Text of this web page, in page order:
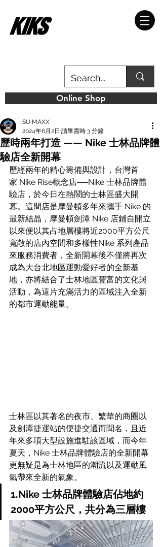
Online Shop
歷時兩年打造 —— Nike 士林品牌體
驗店全新開幕
SU MAXX
2024年6月2日 讀畢需時 3 分鐘
歷經兩年的精心籌備與設計，台灣首
家 Nike Rise概念店──Nike 士林品牌體
驗店，於今日在熱鬧的士林區盛大開
幕。這間店是摩曼頓多年來攜手 Nike 的
最新結晶，摩曼頓劍潭 Nike 店鋪自開立
以來便以其占地層樓將近2000平方公尺
寬敞的店內空間和多樣性Nike 系列產品
來服務消費者，全新開幕後不僅將再次
成為大台北地區運動愛好者的全新基
地，亦將結合了士林地區豐富的文化與
活動，為這片充滿活力的區域注入全新
的都市運動能量。
士林區以其著名的夜市、繁華的商圈以
及劍潭捷運站的便捷交通而聞名，且近
年來多項大型設施進駐該區域，而今年
夏天，Nike 士林品牌體驗店的全新開幕
更無疑是為士林地區的潮流以及運動風
氣帶來全新的氣象。
1.Nike 士林品牌體驗店佔地約
2000平方公尺，共分為三層樓